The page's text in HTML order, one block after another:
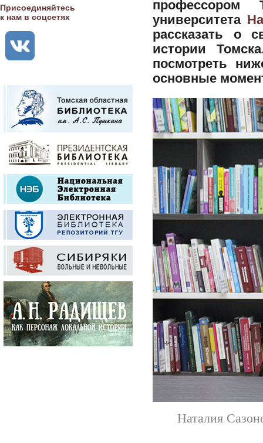
Присоединяйтесь
к нам в соцсетях
профессором
университета
рассказать о
истории
посмотреть
основные
Наталия